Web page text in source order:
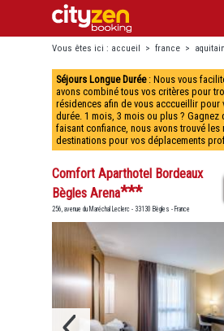
Vous êtes ici : accueil > france >
comfort aparthotel bordeaux bègles arena
Séjours Longue Durée: Nous vous
avons combiné tous vos critères pour
résidences afin de vous acccueillir pour
durée. 1 mois, 3 mois ou plus ? Gagnez
faisant confiance, nous avons trouvé les
destinations pour vos déplacements
Comfort Aparthotel Bordeaux
Bègles Arena***
256, avenue du Maréchal Leclerc - 33130 Bègles - France